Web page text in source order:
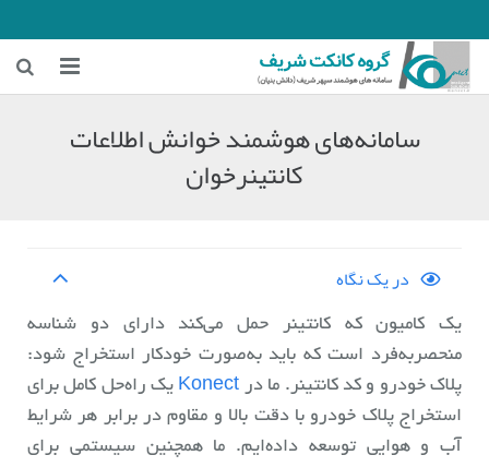
هوشمندسازی شهری و ترافیکی
اخبار شرکت
سامانه‌های هوشمند خوانش اطلاعات
کانتینرخوان
در یک نگاه
یک کامیون که کانتینر حمل می‌کند دارای دو شناسه
منحصربه‌فرد است که باید به‌صورت خودکار استخراج شود:
پلاک خودرو و کد کانتینر. ما در Konect یک راه‌حل کامل برای
استخراج پلاک خودرو با دقت بالا و مقاوم در برابر هر شرایط
آب و هوایی توسعه داده‌ایم. ما همچنین سیستمی برای